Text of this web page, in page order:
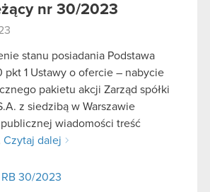
nr 30/2023
stanu posiadania Podstawa
pkt 1 Ustawy o ofercie – nabycie
pakietu akcji Zarząd spółki
z siedzibą w Warszawie
wiadomości treść
Czytaj dalej
RB 30/2023